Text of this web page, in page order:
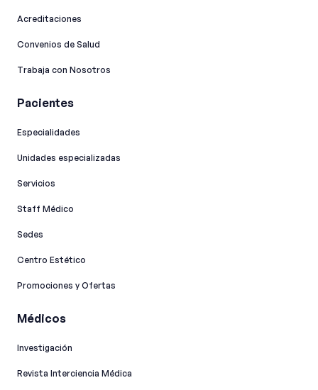
Acreditaciones
Convenios de Salud
Trabaja con Nosotros
Pacientes
Especialidades
Unidades especializadas
Servicios
Staff Médico
Sedes
Centro Estético
Promociones y Ofertas
Médicos
Investigación
Revista Interciencia Médica